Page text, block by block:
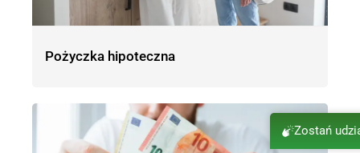
Pożyczka hipoteczna
Zostań